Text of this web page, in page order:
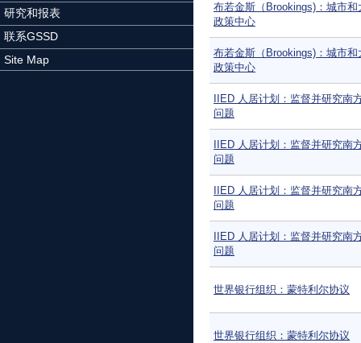
研究和报表
联系GSSD
Site Map
布若金斯（Brookings)：城市和
政策中心
布若金斯（Brookings)：城市和
政策中心
IIED 人居计划：监督并研究南
问题
IIED 人居计划：监督并研究南
问题
IIED 人居计划：监督并研究南
问题
IIED 人居计划：监督并研究南
问题
世界银行组织：蒙特利尔协议
世界银行组织：蒙特利尔协议